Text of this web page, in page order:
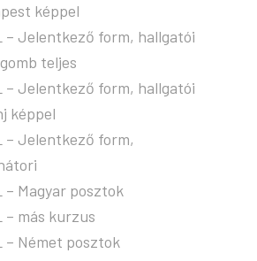
képpel
– Jelentkező form, hallgatói
teljes
– Jelentkező form, hallgatói
képpel
– Jelentkező form,
– Magyar posztok
– más kurzus
– Német posztok